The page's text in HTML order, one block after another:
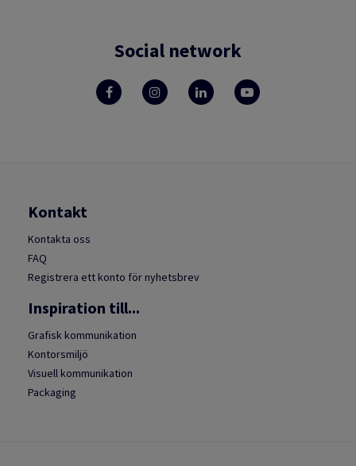
Social network
Kontakt
Kontakta oss
FAQ
Registrera ett konto för nyhetsbrev
Inspiration till...
Grafisk kommunikation
Kontorsmiljö
Visuell kommunikation
Packaging